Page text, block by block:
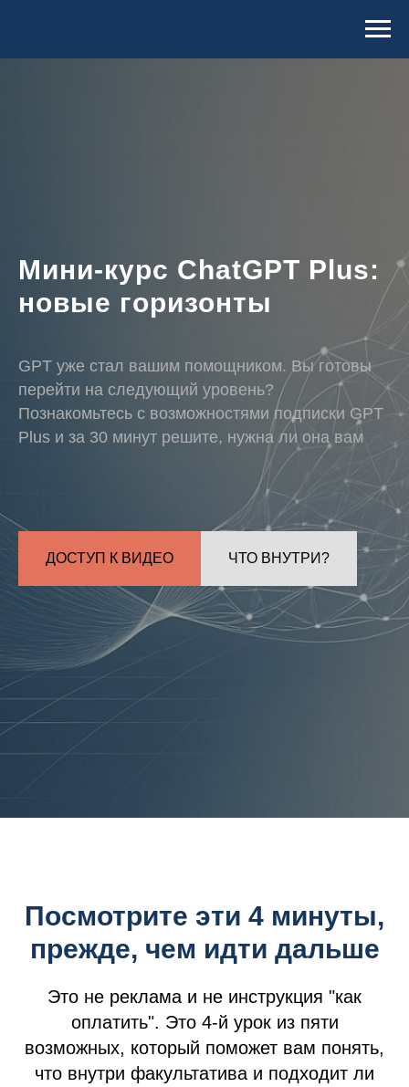
Мини-курс ChatGPT Plus:
новые горизонты
GPT уже стал вашим помощником. Вы готовы
перейти на следующий уровень?
Познакомьтесь с возможностями подписки GPT
Plus и за 30 минут решите, нужна ли она вам
ДОСТУП К ВИДЕО ЧТО ВНУТРИ?
Посмотрите эти 4 минуты,
прежде, чем идти дальше
Это не реклама и не инструкция "как
оплатить". Это 4-й урок из пяти
возможных, который поможет вам понять,
что внутри факультатива и подходит ли